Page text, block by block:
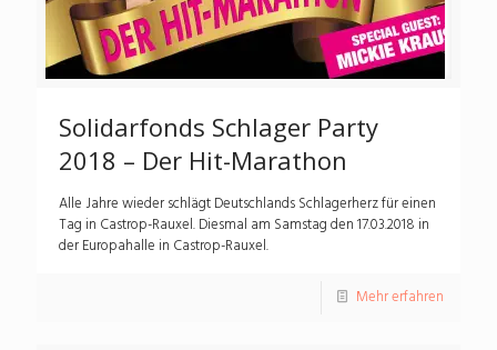
Solidarfonds Schlager Party
2018 – Der Hit-Marathon
Alle Jahre wieder schlägt Deutschlands Schlagerherz für einen
Tag in Castrop-Rauxel. Diesmal am Samstag den 17.03.2018 in
der Europahalle in Castrop-Rauxel.
Mehr erfahren